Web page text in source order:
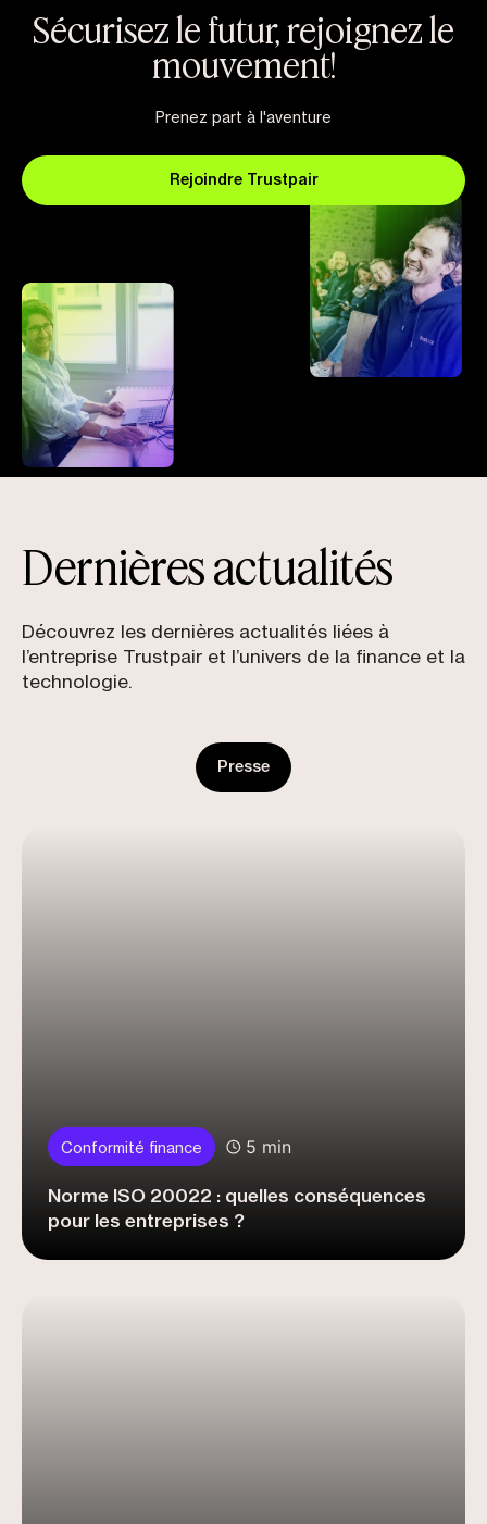
Sécurisez le futur, rejoignez le
mouvement!
Prenez part à l'aventure
Rejoindre Trustpair
Dernières actualités
Presse
Découvrez les dernières actualités liées à
l’entreprise Trustpair et l’univers de la finance et la
technologie.
Conformité finance 5 min
Norme ISO 20022 : quelles conséquences
pour les entreprises ?